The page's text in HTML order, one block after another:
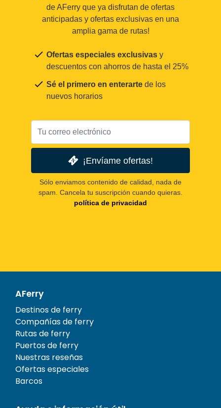
de AFerry que ya disfrutan de ofertas
anticipadas y ofertas exclusivas en una
amplia gama de rutas!
Ofertas especiales exclusivas y
descuentos con ahorros de hasta el 25%
Sé el primero en enterarte de los
nuevos horarios
¡Envíame ofertas!
Sólo enviamos contenido de calidad, nada de
spam. Cancela tu suscripción cuando quieras.
política de privacidad
AFerry
Destinos de ferry
Compañías de ferry
Rutas de ferry
Puertos de ferry
Nuestras reseñas
Ofertas especiales
Barcos